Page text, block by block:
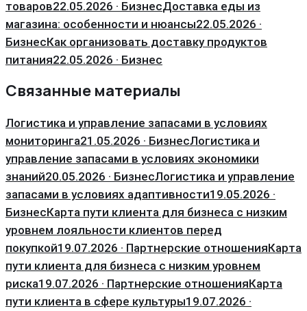
товаров22.05.2026 · БизнесДоставка еды из
магазина: особенности и нюансы22.05.2026 ·
БизнесКак организовать доставку продуктов
питания22.05.2026 · Бизнес
Связанные материалы
Логистика и управление запасами в условиях
мониторинга21.05.2026 · БизнесЛогистика и
управление запасами в условиях экономики
знаний20.05.2026 · БизнесЛогистика и управление
запасами в условиях адаптивности19.05.2026 ·
БизнесКарта пути клиента для бизнеса с низким
уровнем лояльности клиентов перед
покупкой19.07.2026 · Партнерские отношенияКарта
пути клиента для бизнеса с низким уровнем
риска19.07.2026 · Партнерские отношенияКарта
пути клиента в сфере культуры19.07.2026 ·